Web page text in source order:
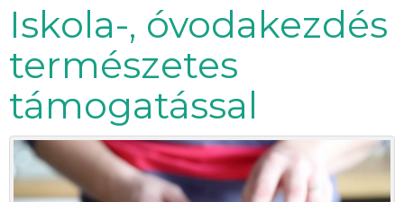
Iskola-, óvodakezdés
természetes
támogatással